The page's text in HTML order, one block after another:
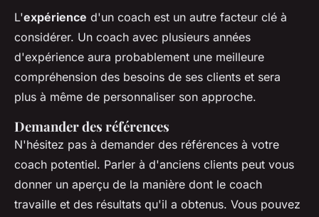
L'expérience d'un coach est un autre facteur clé à
considérer. Un coach avec plusieurs années
d'expérience aura probablement une meilleure
compréhension des besoins de ses clients et sera
plus à même de personnaliser son approche.
Demander des références
N'hésitez pas à demander des références à votre
coach potentiel. Parler à d'anciens clients peut vous
donner un aperçu de la manière dont le coach
travaille et des résultats qu'il a obtenus. Vous pouvez